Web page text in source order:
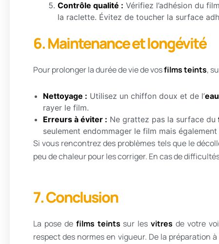
Contrôle qualité : Vérifiez l’adhésion du
la raclette. Évitez de toucher la surface
6. Maintenance et longévité
Pour prolonger la durée de vie de vosfilms teints,
Nettoyage : Utilisez un chiffon doux et de l’eau
rayer le film.
Erreurs à éviter : Ne grattez pas la surface du
seulement endommager le film mais
Si vous rencontrez des problèmes tels que le
peu de chaleur pour les corriger. En cas de
7. Conclusion
La pose de films teints sur lesvitres de votre
respect des normes en vigueur. De la